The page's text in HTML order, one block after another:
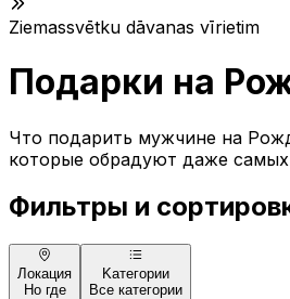
Ziemassvētku dāvanas vīrietim
Подарки на
Что подарить мужчине на
которые обрадуют даже самых
Фильтры и
Локация
Но где
Kатегории
Все категории